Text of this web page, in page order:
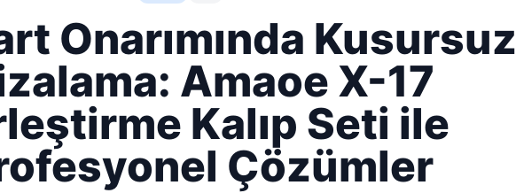
Onarımında Kusursuz
Amaoe X-17
Kalıp Seti ile
Çözümler